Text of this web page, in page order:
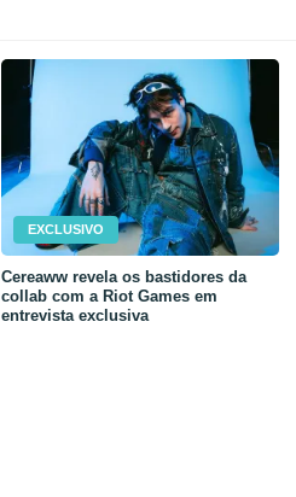
EXCLUSIVO
Cereaww revela os bastidores da
collab com a Riot Games em
entrevista exclusiva